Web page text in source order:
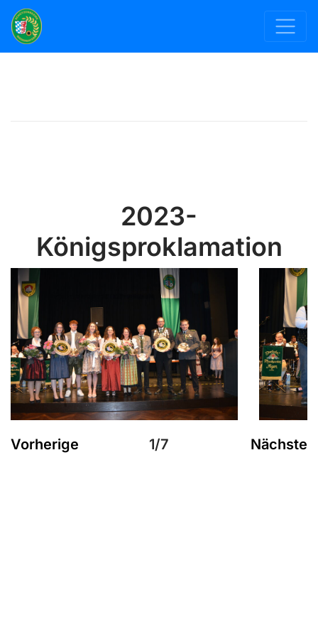
2023-
Königsproklamation
Vorherige Nächste
1/7